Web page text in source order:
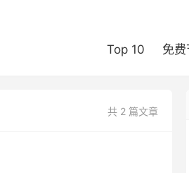
Top 10 免
共 2 篇文章